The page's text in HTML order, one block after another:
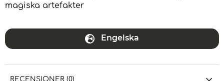
magiska artefakter
Engelska
RECENSIONER (0)